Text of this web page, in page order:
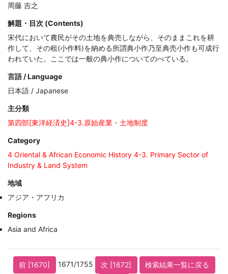
周藤 吉之
解題・目次 (Contents)
宋代において農民がその土地を典売しながら、そのままこれを耕
作して、その租(小作料)を納める所謂典小作乃至典売小作も可成行
われていた。ここでは一般の典小作についてのべている。
言語 / Language
日本語 / Japanese
主分類
第四部[東洋経済史]4-3.原始産業・土地制度
Category
4 Oriental & African Economic History 4-3. Primary Sector of
Industry & Land System
地域
アジア・アフリカ
Regions
Asia and Africa
前 [1670] 1671/1755 次 [1672] 検索結果一覧に戻る